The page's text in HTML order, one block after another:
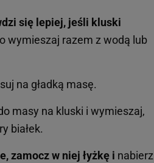
się lepiej, jeśli kluski
wymieszaj razem z wodą lub
na gładką masę.
masy na kluski i wymieszaj,
białek.
zamocz w niej łyżkę i nabierz